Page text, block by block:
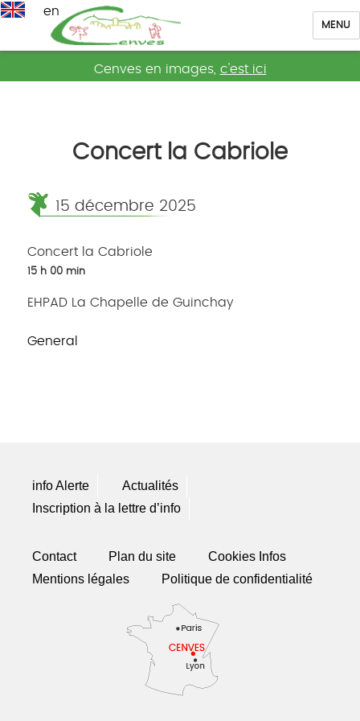
en
Cenves
MENU
Cenves en images, c'est ici
Concert la Cabriole
15 décembre 2025
Concert la Cabriole
15 h 00 min
EHPAD La Chapelle de Guinchay
General
info Alerte
Actualités
Inscription à la lettre d’info
Contact Plan du site
Cookies Infos
Mentions légales
Politique de confidentialité